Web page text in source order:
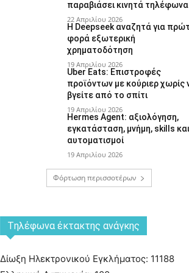
παραβιάσει κινητά τηλέφωνα
22 Απριλίου 2026
Η Deepseek αναζητά για
φορά εξωτερική
χρηματοδότηση
19 Απριλίου 2026
Uber Eats: Επιστροφές
προϊόντων με κούριερ χωρίς
βγείτε από το σπίτι
19 Απριλίου 2026
Hermes Agent: αξιολόγηση,
εγκατάσταση, μνήμη, skills και
αυτοματισμοί
19 Απριλίου 2026
Φόρτωση περισσοτέρων
Tηλέφωνα έκτακτης ανάγκης
Δίωξη Ηλεκτρονικού Εγκλήματος: 11188